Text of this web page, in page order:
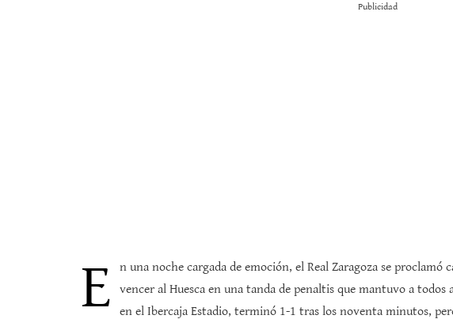
Publicidad
E
n una noche cargada de emoción, el Real Zaragoza se proclamó
vencer al Huesca en una tanda de penaltis que mantuvo a
en el Ibercaja Estadio, terminó 1-1 tras los noventa minutos,